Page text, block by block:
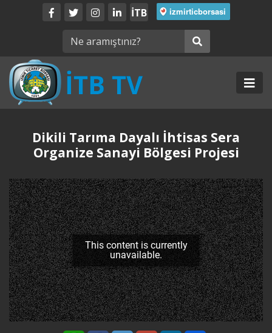
İTB
Dikili Tarıma Dayalı İhtisas Sera
Organize Sanayi Bölgesi Projesi